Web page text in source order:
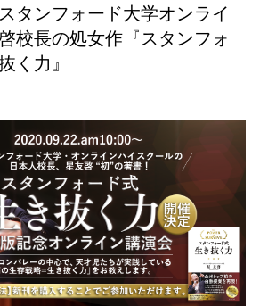
タンフォード大学オンライ
校長の処女作『スタンフォ
力』